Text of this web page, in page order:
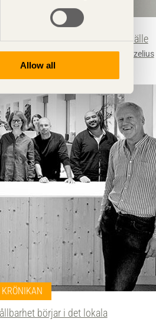
Allow all
plats i ett hållbart samhälle
Schlyter GezeliusSchlyter/Gezelius
KRÖNIKAN
börjar i det lokala